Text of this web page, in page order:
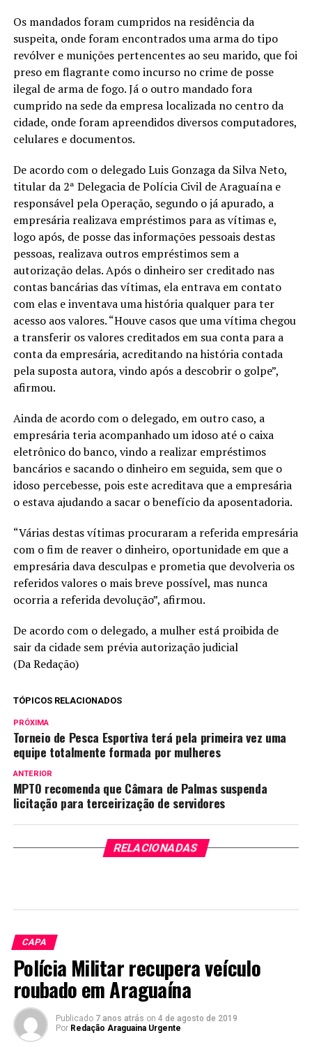
Os mandados foram cumpridos na residência da
suspeita, onde foram encontrados uma arma do tipo
revólver e munições pertencentes ao seu marido, que foi
preso em flagrante como incurso no crime de posse
ilegal de arma de fogo. Já o outro mandado fora
cumprido na sede da empresa localizada no centro da
cidade, onde foram apreendidos diversos computadores,
celulares e documentos.
De acordo com o delegado Luis Gonzaga da Silva Neto,
titular da 2ª Delegacia de Polícia Civil de Araguaína e
responsável pela Operação, segundo o já apurado, a
empresária realizava empréstimos para as vítimas e,
logo após, de posse das informações pessoais destas
pessoas, realizava outros empréstimos sem a
autorização delas. Após o dinheiro ser creditado nas
contas bancárias das vítimas, ela entrava em contato
com elas e inventava uma história qualquer para ter
acesso aos valores. “Houve casos que uma vítima chegou
a transferir os valores creditados em sua conta para a
conta da empresária, acreditando na história contada
pela suposta autora, vindo após a descobrir o golpe”,
afirmou.
Ainda de acordo com o delegado, em outro caso, a
empresária teria acompanhado um idoso até o caixa
eletrônico do banco, vindo a realizar empréstimos
bancários e sacando o dinheiro em seguida, sem que o
idoso percebesse, pois este acreditava que a empresária
o estava ajudando a sacar o benefício da aposentadoria.
“Várias destas vítimas procuraram a referida empresária
com o fim de reaver o dinheiro, oportunidade em que a
empresária dava desculpas e prometia que devolveria os
referidos valores o mais breve possível, mas nunca
ocorria a referida devolução”, afirmou.
De acordo com o delegado, a mulher está proibida de
sair da cidade sem prévia autorização judicial
(Da Redação)
TÓPICOS RELACIONADOS
PRÓXIMA
Torneio de Pesca Esportiva terá pela primeira vez uma
equipe totalmente formada por mulheres
ANTERIOR
MPTO recomenda que Câmara de Palmas suspenda
licitação para terceirização de servidores
RELACIONADAS
CAPA
Polícia Militar recupera veículo
roubado em Araguaína
Publicado 7 anos atrás on 4 de agosto de 2019
Por Redação Araguaina Urgente